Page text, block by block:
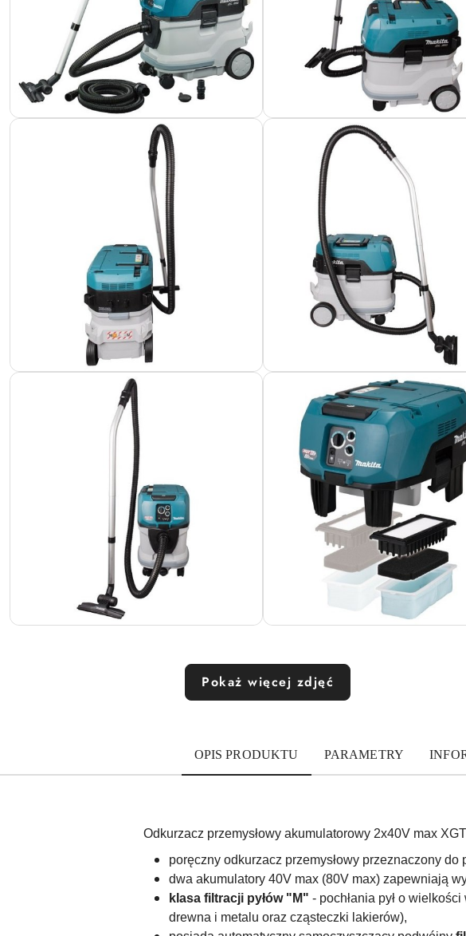
Pokaż więcej zdjęć
OPIS PRODUKTU PARAMETRY
Odkurzacz przemysłowy akumulatorowy 2x40V max
poręczny odkurzacz przemysłowy przeznaczony do
dwa akumulatory 40V max (80V max) zapewniają
klasa filtracji pyłów "M" - pochłania pył o
drewna i metalu oraz cząsteczki lakierów),